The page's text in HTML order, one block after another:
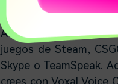
el que planeas usarlos.
Además, esta
juegos de Steam,
Skype o TeamSpeak.
crees con Voxal Voice